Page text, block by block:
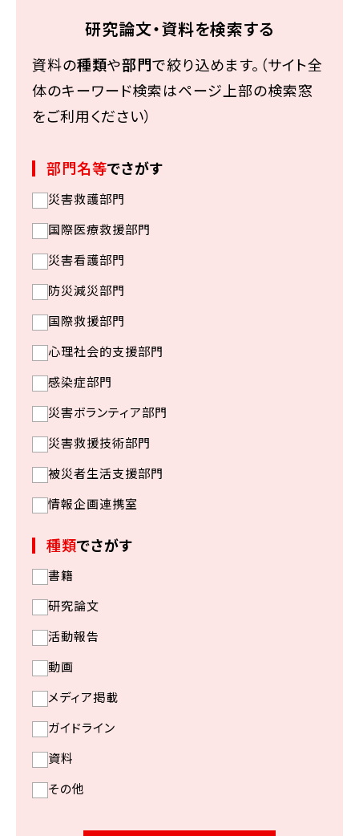
研究論文・資料を検索する
資料の種類や部門で絞り込めます。（サイト全
体のキーワード検索はページ上部の検索窓
をご利用ください）
部門名等でさがす
災害救護部門
国際医療救援部門
災害看護部門
防災減災部門
国際救援部門
心理社会的支援部門
感染症部門
災害ボランティア部門
災害救援技術部門
被災者生活支援部門
情報企画連携室
種類でさがす
書籍
研究論文
活動報告
動画
メディア掲載
ガイドライン
資料
その他